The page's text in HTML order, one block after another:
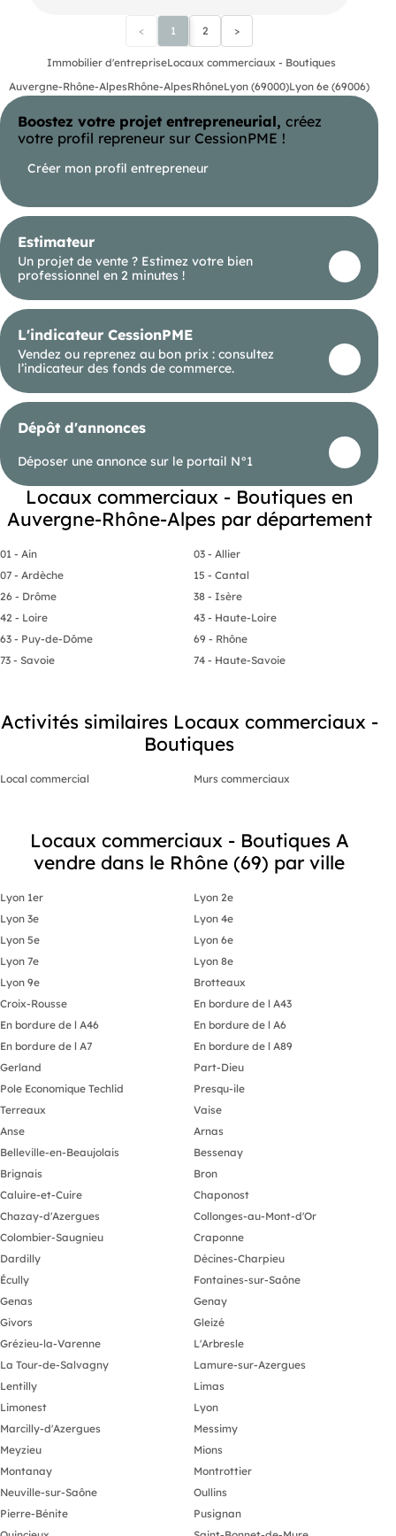
< 1 2 >
Immobilier d'entrepriseLocaux commerciaux - Boutiques
Auvergne-Rhône-AlpesRhône-AlpesRhôneLyon (69000)Lyon 6e (69006)
Boostez votre projet entrepreneurial, créez
votre profil repreneur sur CessionPME !
Créer mon profil entrepreneur
Estimateur
Un projet de vente ? Estimez votre bien
professionnel en 2 minutes !
L'indicateur CessionPME
Vendez ou reprenez au bon prix : consultez
l’indicateur des fonds de commerce.
Dépôt d'annonces
Déposer une annonce sur le portail N°1
Locaux commerciaux - Boutiques en
Auvergne-Rhône-Alpes par département
01 - Ain
03 - Allier
07 - Ardèche
15 - Cantal
26 - Drôme
38 - Isère
42 - Loire
43 - Haute-Loire
63 - Puy-de-Dôme
69 - Rhône
73 - Savoie
74 - Haute-Savoie
Activités similaires Locaux commerciaux -
Boutiques
Local commercial Murs commerciaux
Locaux commerciaux - Boutiques A
vendre dans le Rhône (69) par ville
Lyon 1er
Lyon 2e
Lyon 3e
Lyon 4e
Lyon 5e
Lyon 6e
Lyon 7e
Lyon 8e
Lyon 9e
Brotteaux
Croix-Rousse
En bordure de l A43
En bordure de l A46
En bordure de l A6
En bordure de l A7
En bordure de l A89
Gerland
Part-Dieu
Pole Economique Techlid
Presqu-ile
Terreaux
Vaise
Anse
Arnas
Belleville-en-Beaujolais
Bessenay
Brignais
Bron
Caluire-et-Cuire
Chaponost
Chazay-d'Azergues
Collonges-au-Mont-d'Or
Colombier-Saugnieu
Craponne
Dardilly
Décines-Charpieu
Écully
Fontaines-sur-Saône
Genas
Genay
Givors
Gleizé
Grézieu-la-Varenne
L'Arbresle
La Tour-de-Salvagny
Lamure-sur-Azergues
Lentilly
Limas
Limonest
Lyon
Marcilly-d'Azergues
Messimy
Meyzieu
Mions
Montanay
Montrottier
Neuville-sur-Saône
Oullins
Pierre-Bénite
Pusignan